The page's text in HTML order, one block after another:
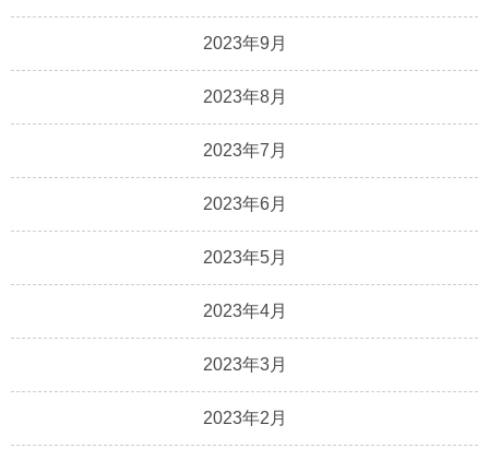
2023年9月
2023年8月
2023年7月
2023年6月
2023年5月
2023年4月
2023年3月
2023年2月